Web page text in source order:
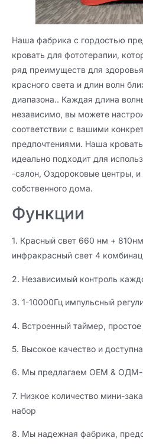
Наша фабрика с гордостью
кровать для фототерапии,
ряд преимуществ для
красного света и длин волн
диапазона.. Каждая длина
независимо, вы можете
соответствии с вашими
предпочтениями. Наша
идеально подходит для
-салон, Оздороковые центры, и
собственного дома.
Функции
1. Красный свет 660 нм +
инфракрасный свет 4
2. Независимый контроль
3. 1-10000Гц импульсный
4. Встроенный таймер,
5. Высокое качество и
6. Мы предлагаем OEM & ОДМ-
7. Низкое количество мини-
набор
8. Мы надежная фабрика,